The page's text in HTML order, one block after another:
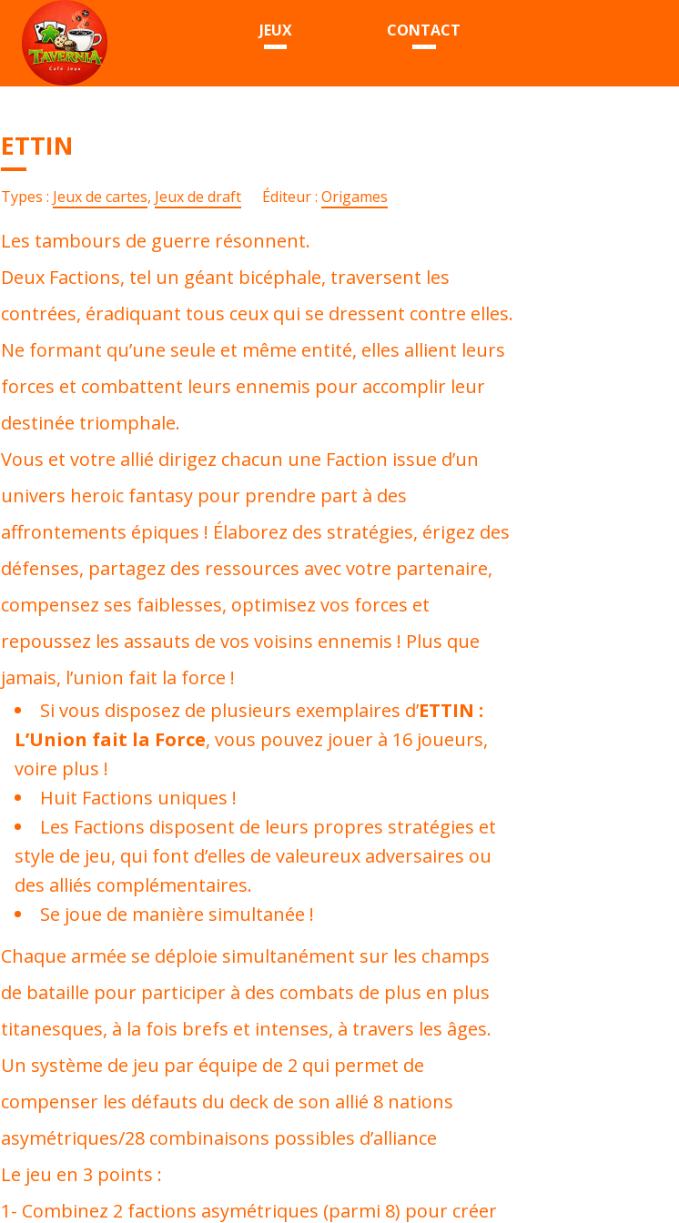
JEUX CONTACT
ETTIN
Types : Jeux de cartes, Jeux de draft Éditeur :Origames
Les tambours de guerre résonnent.
Deux Factions, tel un géant bicéphale, traversent les
contrées, éradiquant tous ceux qui se dressent contre elles.
Ne formant qu’une seule et même entité, elles allient leurs
forces et combattent leurs ennemis pour accomplir leur
destinée triomphale.
Vous et votre allié dirigez chacun une Faction issue d’un
univers heroic fantasy pour prendre part à des
affrontements épiques ! Élaborez des stratégies, érigez des
défenses, partagez des ressources avec votre partenaire,
compensez ses faiblesses, optimisez vos forces et
repoussez les assauts de vos voisins ennemis ! Plus que
jamais, l’union fait la force !
Si vous disposez de plusieurs exemplaires d’ETTIN :
L’Union fait la Force, vous pouvez jouer à 16 joueurs,
voire plus !
Huit Factions uniques !
Les Factions disposent de leurs propres stratégies et
style de jeu, qui font d’elles de valeureux adversaires ou
des alliés complémentaires.
Se joue de manière simultanée !
Chaque armée se déploie simultanément sur les champs
de bataille pour participer à des combats de plus en plus
titanesques, à la fois brefs et intenses, à travers les âges.
Un système de jeu par équipe de 2 qui permet de
compenser les défauts du deck de son allié 8 nations
asymétriques/28 combinaisons possibles d’alliance
Le jeu en 3 points :
1- Combinez 2 factions asymétriques (parmi 8) pour créer